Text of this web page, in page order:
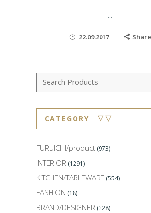
...
22.09.2017 Share
CATEGORY ▽▽
FURUICHI/product (973)
INTERIOR (1291)
KITCHEN/TABLEWARE (554)
FASHION (18)
BRAND/DESIGNER (328)